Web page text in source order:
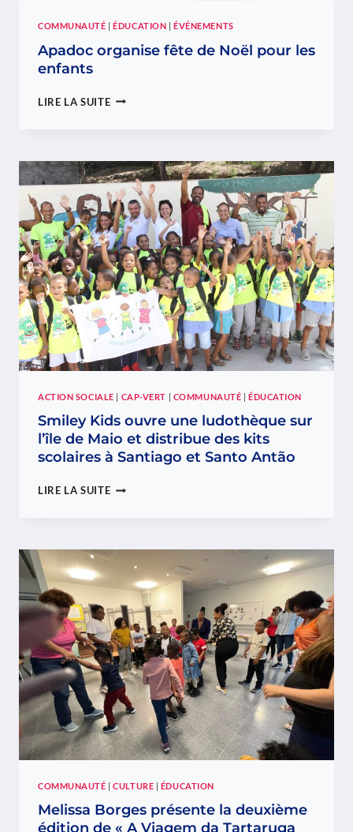
COMMUNAUTÉ |ÉDUCATION |ÉVÉNEMENTS
Apadoc organise fête de Noël pour les
enfants
LIRE LA SUITEAPADOC
NOËL
POUR
LES
ENFANTS
ACTION SOCIALE CAP-VERT COMMUNAUTÉ ÉDUCATION
Smiley Kids ouvre une ludothèque sur
l’île de Maio et distribue des kits
scolaires à Santiago et Santo Antão
LIRE LA SUITESMILEY
LUDOTHÈQUE
L’ÎLE
MAIO
ET
DISTRIBUE
DES
KITS
SCOLAIRES
À
SANTIAGO
ET
SANTO
COMMUNAUTÉ |CULTURE ÉDUCATION
Melissa Borges présente la deuxième
édition de « A Viagem da Tartaruga